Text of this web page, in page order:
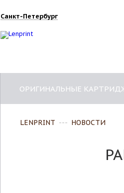
Санкт-Петербург
ОРИГИНАЛЬНЫЕ
LENPRINT --- НОВОСТИ